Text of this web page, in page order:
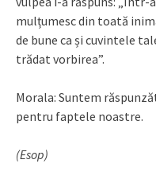
mulțumesc din toată
de bune ca și cuvintele
trădat vorbirea”.
Morala: Suntem
pentru faptele noastre.
(Esop)